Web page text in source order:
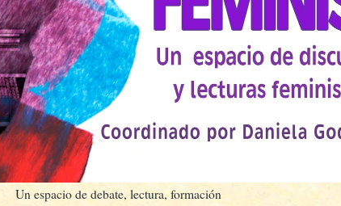
Un espacio de debate, lectura, formación